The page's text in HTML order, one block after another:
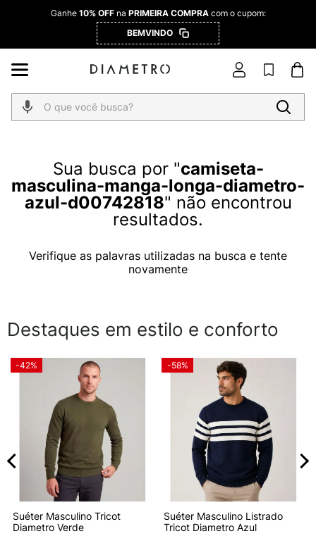
Ganhe 10% OFFna PRIMEIRA COMPRAcom o cupom:
BEMVINDO
O que você busca?
camiseta-
masculina-manga-longa-diametro-
azul-d00742818
Destaques em estilo e conforto
-42%
Suéter Masculino Tricot
Diametro Verde
-58%
Suéter Masculino Listrado
Tricot Diametro Azul